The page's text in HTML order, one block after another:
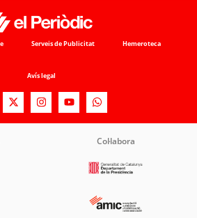
Serveis de Publicitat Hemeroteca
Avís legal
Col·labora